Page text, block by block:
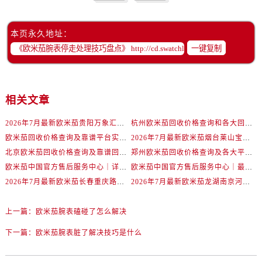
辽宁省葫芦岛市连山区中央路欧米茄售后服务中心（需提前预约）
辽宁省铁岭市银州区南马路欧米茄售后服务中心（需提前预约）
辽宁省沈阳市沈河区中街路137号亨得利名表维修授权店1楼欧米茄售后服务中心（需提前预约）
辽宁省沈阳市沈河区中街路83号亨得利名表维修授权店1楼欧米茄售后服务中心（需提前预约）
本页永久地址：
一键复制
相关文章
2026年7月最新欧米茄贵阳万象汇维修保养服务电话
杭州欧米茄回收价格查询和各大回收平台实测排行（2026年7月最新数据）
欧米茄回收价格查询及靠谱平台实测排行(2026年7月最新)
2026年7月最新欧米茄烟台莱山宝龙广场维修保养服务电话
北京欧米茄回收价格查询及靠谱回收平台实测排行（2026年7月最新数据）
郑州欧米茄回收价格查询及各大平台实测排行(2026年7月最新数据)
欧米茄中国官方售后服务中心｜详细地址与售后电话权威信息通知（2026年7月最新）
欧米茄中国官方售后服务中心｜最新维修地址及官方电话权威信息通告（2026年7月最新）
2026年7月最新欧米茄长春重庆路万达广场维修保养服务电话
2026年7月最新欧米茄龙湖南京河西天街维修保养服务电话
上一篇： 欧米茄腕表磕碰了怎么解决
下一篇： 欧米茄腕表脏了解决技巧是什么